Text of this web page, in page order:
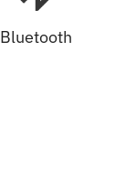
Bluetooth